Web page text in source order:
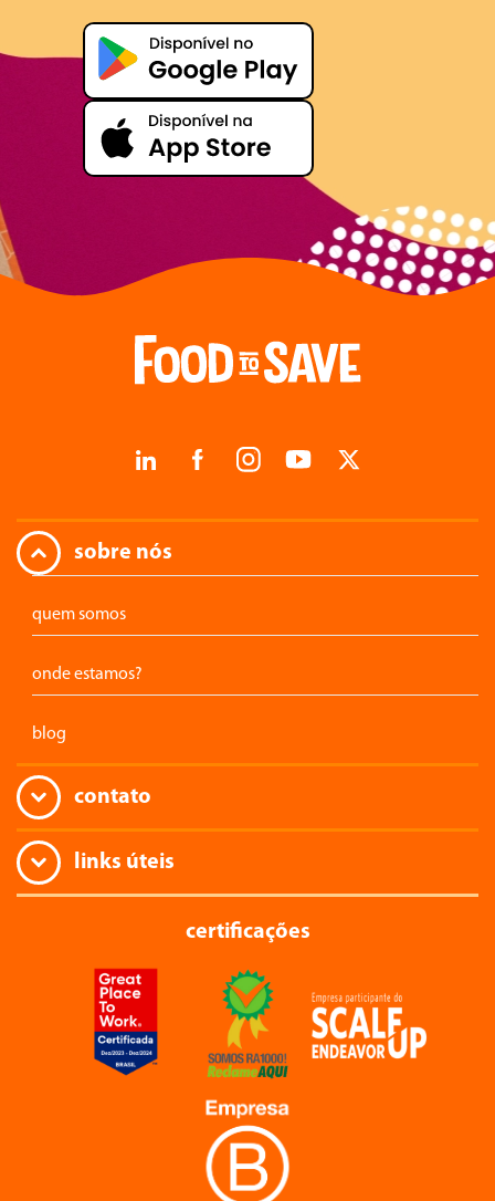
sobre nós
quem somos
onde estamos?
blog
contato
links úteis
certificações